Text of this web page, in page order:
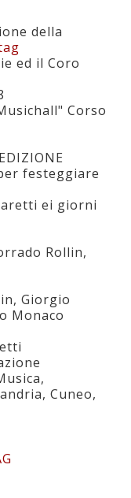
della
ed il Coro
Corso
festeggiare
ei giorni
Rollin,
Giorgio
Monaco
Cuneo,